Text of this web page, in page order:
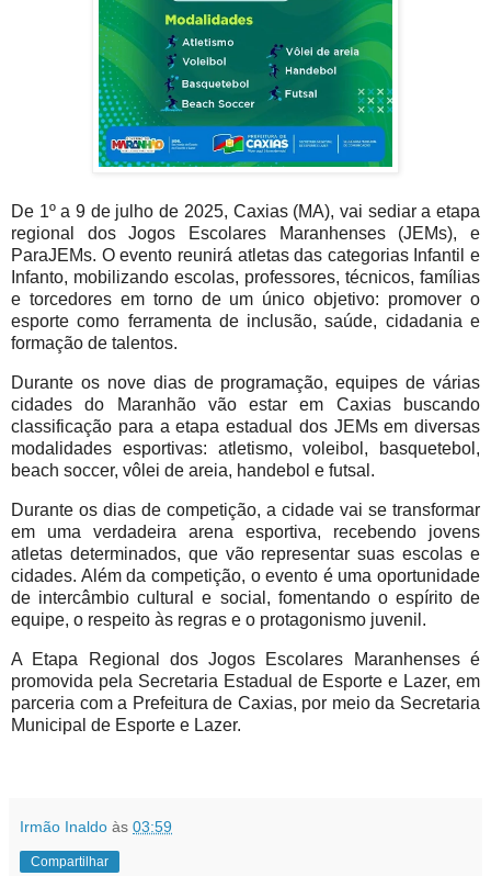
De 1º a 9 de julho de 2025, Caxias (MA), vai sediar a etapa
regional dos Jogos Escolares Maranhenses (JEMs), e
ParaJEMs. O evento reunirá atletas das categorias Infantil e
Infanto, mobilizando escolas, professores, técnicos, famílias
e torcedores em torno de um único objetivo: promover o
esporte como ferramenta de inclusão, saúde, cidadania e
formação de talentos.
Durante os nove dias de programação, equipes de várias
cidades do Maranhão vão estar em Caxias buscando
classificação para a etapa estadual dos JEMs em diversas
modalidades esportivas: atletismo, voleibol, basquetebol,
beach soccer, vôlei de areia, handebol e futsal.
Durante os dias de competição, a cidade vai se transformar
em uma verdadeira arena esportiva, recebendo jovens
atletas determinados, que vão representar suas escolas e
cidades. Além da competição, o evento é uma oportunidade
de intercâmbio cultural e social, fomentando o espírito de
equipe, o respeito às regras e o protagonismo juvenil.
A Etapa Regional dos Jogos Escolares Maranhenses é
promovida pela Secretaria Estadual de Esporte e Lazer, em
parceria com a Prefeitura de Caxias, por meio da Secretaria
Municipal de Esporte e Lazer.
Irmão Inaldo às 03:59
Compartilhar